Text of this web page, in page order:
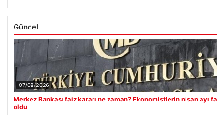
Güncel
07/08/2026
Merkez Bankası faiz kararı ne zaman? Ekonomistlerin nisan ayı
oldu